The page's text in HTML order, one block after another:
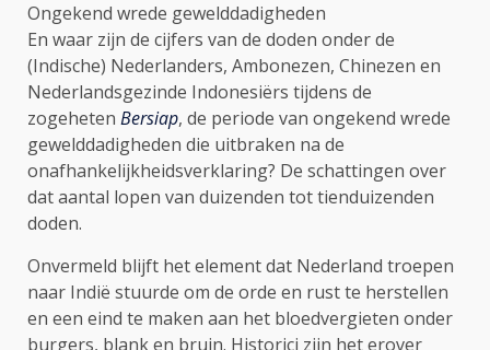
Ongekend wrede gewelddadigheden
En waar zijn de cijfers van de doden onder de
(Indische) Nederlanders, Ambonezen, Chinezen en
Nederlandsgezinde Indonesiërs tijdens de
zogeheten Bersiap, de periode van ongekend wrede
gewelddadigheden die uitbraken na de
onafhankelijkheidsverklaring? De schattingen over
dat aantal lopen van duizenden tot tienduizenden
doden.
Onvermeld blijft het element dat Nederland troepen
naar Indië stuurde om de orde en rust te herstellen
en een eind te maken aan het bloedvergieten onder
burgers, blank en bruin. Historici zijn het erover